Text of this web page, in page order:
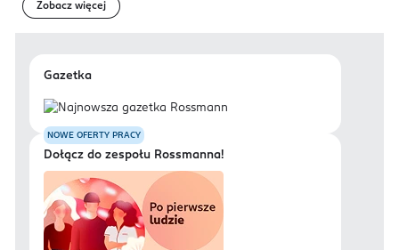
Zobacz więcej
Gazetka
NOWE OFERTY PRACY
Dołącz do zespołu Rossmanna!